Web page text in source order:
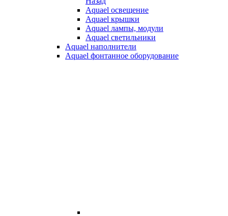
Aquael освещение
Aquael крышки
Aquael лампы, модули
Aquael светильники
Aquael наполнители
Aquael фонтанное оборудование